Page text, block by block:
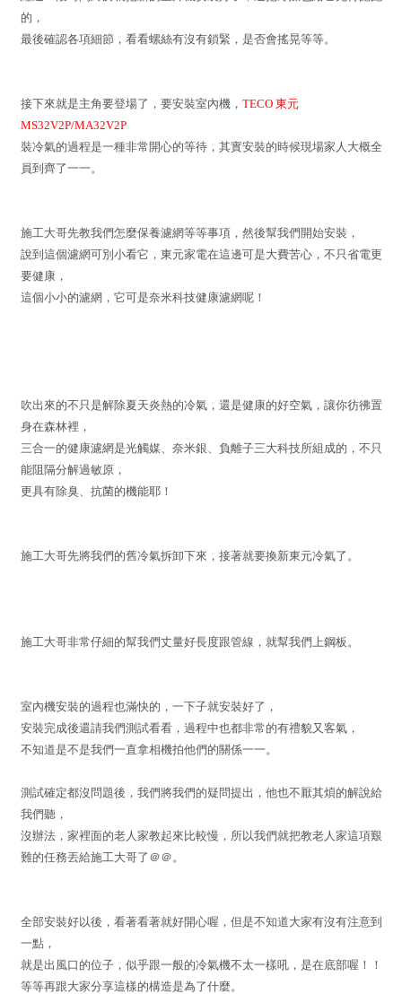
的，
最後確認各項細節，看看螺絲有沒有鎖緊，是否會搖晃等等。
接下來就是主角要登場了，要安裝室內機， TECO 東元
MS32V2P/MA32V2P
裝冷氣的過程是一種非常開心的等待，其實安裝的時候現場家人大概全
員到齊了一一。
施工大哥先教我們怎麼保養濾網等等事項，然後幫我們開始安裝，
說到這個濾網可別小看它，東元家電在這邊可是大費苦心，不只省電更
要健康，
這個小小的濾網，它可是奈米科技健康濾網呢！
吹出來的不只是解除夏天炎熱的冷氣，還是健康的好空氣，讓你彷彿置
身在森林裡，
三合一的健康濾網是光觸媒、奈米銀、負離子三大科技所組成的，不只
能阻隔分解過敏原，
更具有除臭、抗菌的機能耶！
施工大哥先將我們的舊冷氣拆卸下來，接著就要換新東元冷氣了。
施工大哥非常仔細的幫我們丈量好長度跟管線，就幫我們上鋼板。
室內機安裝的過程也滿快的，一下子就安裝好了，
安裝完成後還請我們測試看看，過程中也都非常的有禮貌又客氣，
不知道是不是我們一直拿相機拍他們的關係一一。
測試確定都沒問題後，我們將我們的疑問提出，他也不厭其煩的解說給
我們聽，
沒辦法，家裡面的老人家教起來比較慢，所以我們就把教老人家這項艱
難的任務丟給施工大哥了＠＠。
全部安裝好以後，看著看著就好開心喔，但是不知道大家有沒有注意到
一點，
就是出風口的位子，似乎跟一般的冷氣機不太一樣吼，是在底部喔！！
等等再跟大家分享這樣的構造是為了什麼。